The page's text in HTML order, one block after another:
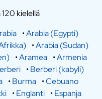
kielellä
•Arabia (Egypti)
•Arabia (Sudan)
•Aramea •Armenia
•Berberi (kabyli)
•Burma •Cebuano
•Englanti •Espanja